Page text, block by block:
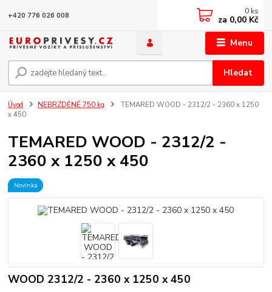
Menu
Hledat
+420 776 026 008 0 ks
za 0,00 Kč
Úvod NEBRZDĚNÉ 750 kg
TEMARED WOOD - 2312/2 - 2360 x 1250
x 450
TEMARED WOOD - 2312/2 -
2360 x 1250 x 450
Novinka
WOOD 2312/2 - 2360 x 1250 x 450